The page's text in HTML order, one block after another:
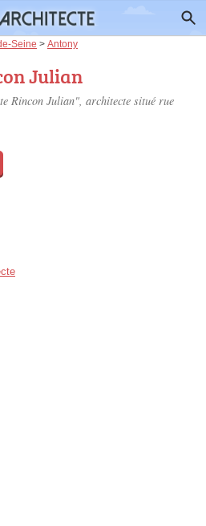
Seine > Antony
Julian
Rincon Julian", architecte situé rue